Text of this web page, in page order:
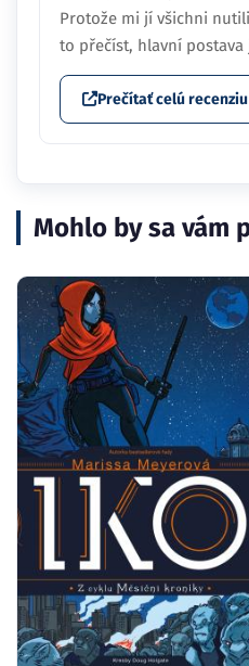
Prečítať celú recenziu
PRE DETI